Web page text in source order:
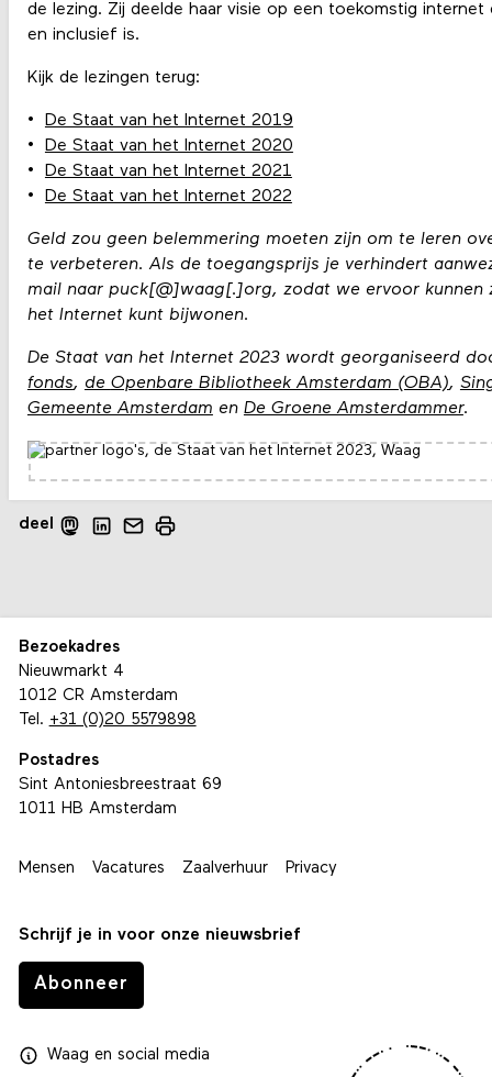
de lezing. Zij deelde haar visie op een toekomstig internet
en inclusief is.
Kijk de lezingen terug:
De Staat van het Internet 2019
De Staat van het Internet 2020
De Staat van het Internet 2021
De Staat van het Internet 2022
Geld zou geen belemmering moeten zijn om te leren
te verbeteren. Als de toegangsprijs je verhindert
mail naar puck[@]waag[.]org, zodat we ervoor kunnen
het Internet kunt bijwonen.
De Staat van het Internet 2023 wordt georganiseerd
fonds, de Openbare Bibliotheek Amsterdam (OBA),
Gemeente Amsterdam en De Groene Amsterdammer.
deel
Bezoekadres
Nieuwmarkt 4
1012 CR Amsterdam
Tel. +31 (0)20 5579898
Postadres
Sint Antoniesbreestraat 69
1011 HB Amsterdam
Mensen Vacatures Zaalverhuur Privacy
Schrijf je in voor onze nieuwsbrief
Abonneer
Waagen social media